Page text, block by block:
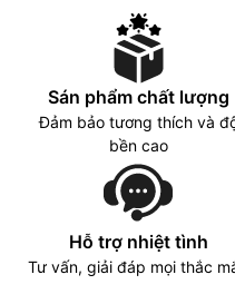
Sán phẩm chất lượng
Đảm bảo tương thích và
bền cao
Hỗ trợ nhiệt tình
Tư vấn, giải đáp mọi thắc